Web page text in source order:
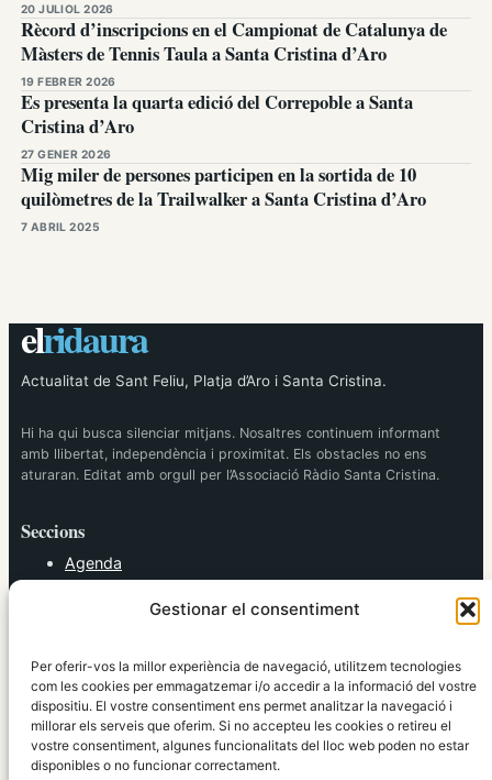
Gestionar el consentiment
Per oferir-vos la millor experiència de navegació, utilitzem tecnologies
com les cookies per emmagatzemar i/o accedir a la informació del vostre
dispositiu. El vostre consentiment ens permet analitzar la navegació i
millorar els serveis que oferim. Si no accepteu les cookies o retireu el
vostre consentiment, algunes funcionalitats del lloc web poden no estar
disponibles o no funcionar correctament.
20 JULIOL 2026
Rècord d’inscripcions en el Campionat de Catalunya de
Màsters de Tennis Taula a Santa Cristina d’Aro
19 FEBRER 2026
Es presenta la quarta edició del Correpoble a Santa
Cristina d’Aro
27 GENER 2026
Mig miler de persones participen en la sortida de 10
quilòmetres de la Trailwalker a Santa Cristina d’Aro
7 ABRIL 2025
elridaura
Actualitat de Sant Feliu, Platja d’Aro i Santa Cristina.
Hi ha qui busca silenciar mitjans. Nosaltres continuem informant
amb llibertat, independència i proximitat. Els obstacles no ens
aturaran. Editat amb orgull per l’Associació Ràdio Santa Cristina.
Seccions
Agenda
Política
Societat
Tendències
elRidaura.com